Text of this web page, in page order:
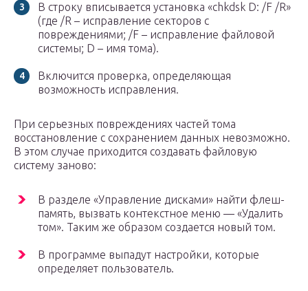
В строку вписывается установка «chkdsk D: /F /R»
(где /R – исправление секторов с
повреждениями; /F – исправление файловой
системы; D – имя тома).
Включится проверка, определяющая
возможность исправления.
При серьезных повреждениях частей тома
восстановление с сохранением данных невозможно.
В этом случае приходится создавать файловую
систему заново:
В разделе «Управление дисками» найти флеш-
память, вызвать контекстное меню — «Удалить
том». Таким же образом создается новый том.
В программе выпадут настройки, которые
определяет пользователь.